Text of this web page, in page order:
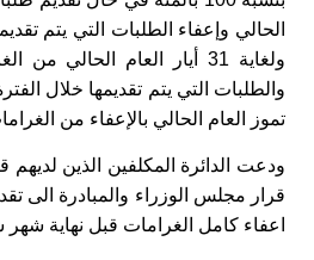
تموز العام الحالي بالإعفاء من الغراماتً
‏ودعت الدائرة المكلفين الذين لديهم
قرار مجلس الوزراء والمبادرة الى
اعفاء ‏كامل ‏الغرامات قبل نهاية